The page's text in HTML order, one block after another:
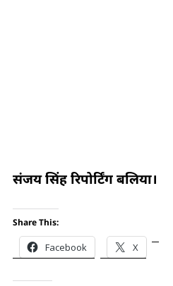
संजय सिंह रिपोर्टिंग बलिया।
Share This:
Facebook X